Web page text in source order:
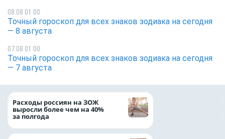
08.08 01:00
Точный гороскоп для всех знаков зодиака на сегодня
— 8 августа
07.08 01:00
Точный гороскоп для всех знаков зодиака на сегодня
— 7 августа
Расходы россиян на ЗОЖ
выросли более чем на 40%
за полгода